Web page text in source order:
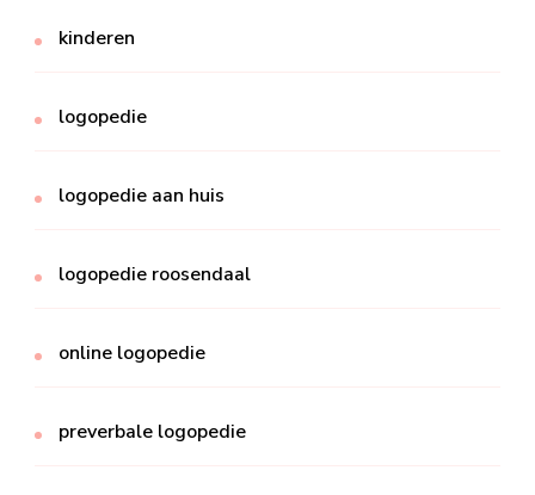
kinderen
logopedie
logopedie aan huis
logopedie roosendaal
online logopedie
preverbale logopedie